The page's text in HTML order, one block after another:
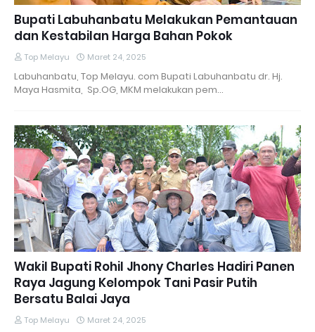
Bupati Labuhanbatu Melakukan Pemantauan
dan Kestabilan Harga Bahan Pokok
Top Melayu Maret 24, 2025
Labuhanbatu, Top Melayu. com Bupati Labuhanbatu dr. Hj.
Maya Hasmita, Sp.OG, MKM melakukan pem…
Wakil Bupati Rohil Jhony Charles Hadiri Panen
Raya Jagung Kelompok Tani Pasir Putih
Bersatu Balai Jaya
Top Melayu Maret 24, 2025